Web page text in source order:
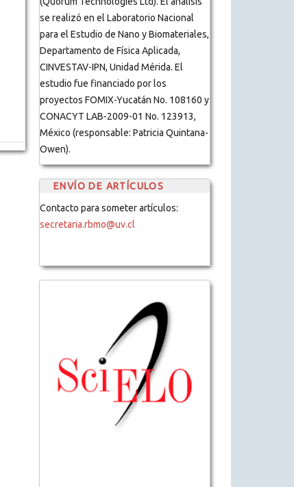
se realizó en el Laboratorio Nacional
para el Estudio de Nano y Biomateriales,
Departamento de Física Aplicada,
CINVESTAV-IPN, Unidad Mérida. El
estudio fue financiado por los
proyectos FOMIX-Yucatán No. 108160 y
CONACYT LAB-2009-01 No. 123913,
México (responsable: Patricia Quintana-
Owen).
ENVÍO DE ARTÍCULOS
Contacto para someter artículos:
secretaria.rbmo@uv.cl